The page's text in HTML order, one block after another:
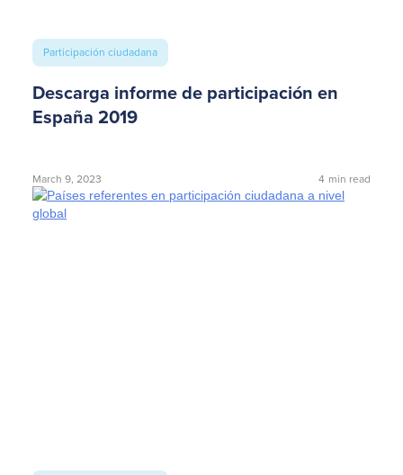
Participación ciudadana
Descarga informe de participación en
España 2019
March 9, 2023 4 min read